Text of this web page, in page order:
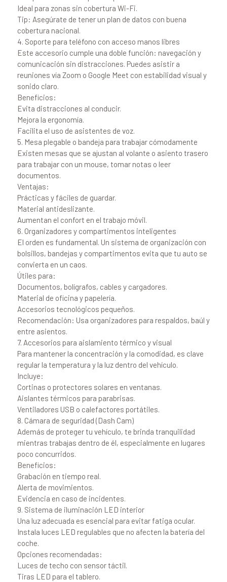
Ideal para zonas sin cobertura Wi-Fi.
Tip: Asegúrate de tener un plan de datos con buena
cobertura nacional.
4. Soporte para teléfono con acceso manos libres
Este accesorio cumple una doble función: navegación y
comunicación sin distracciones. Puedes asistir a
reuniones vía Zoom o Google Meet con estabilidad visual y
sonido claro.
Beneficios:
Evita distracciones al conducir.
Mejora la ergonomía.
Facilita el uso de asistentes de voz.
5. Mesa plegable o bandeja para trabajar cómodamente
Existen mesas que se ajustan al volante o asiento trasero
para trabajar con un mouse, tomar notas o leer
documentos.
Ventajas:
Prácticas y fáciles de guardar.
Material antideslizante.
Aumentan el confort en el trabajo móvil.
6. Organizadores y compartimentos inteligentes
El orden es fundamental. Un sistema de organización con
bolsillos, bandejas y compartimentos evita que tu auto se
convierta en un caos.
Útiles para:
Documentos, bolígrafos, cables y cargadores.
Material de oficina y papelería.
Accesorios tecnológicos pequeños.
Recomendación: Usa organizadores para respaldos, baúl y
entre asientos.
7. Accesorios para aislamiento térmico y visual
Para mantener la concentración y la comodidad, es clave
regular la temperatura y la luz dentro del vehículo.
Incluye:
Cortinas o protectores solares en ventanas.
Aislantes térmicos para parabrisas.
Ventiladores USB o calefactores portátiles.
8. Cámara de seguridad (Dash Cam)
Además de proteger tu vehículo, te brinda tranquilidad
mientras trabajas dentro de él, especialmente en lugares
poco concurridos.
Beneficios:
Grabación en tiempo real.
Alerta de movimientos.
Evidencia en caso de incidentes.
9. Sistema de iluminación LED interior
Una luz adecuada es esencial para evitar fatiga ocular.
Instala luces LED regulables que no afecten la batería del
coche.
Opciones recomendadas:
Luces de techo con sensor táctil.
Tiras LED para el tablero.